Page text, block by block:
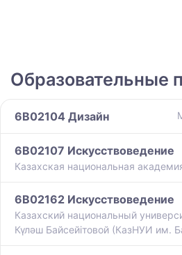
Образовательные
6B02104 Дизайн
6B02107 Искусствоведение
Казахская национальная
6B02162 Искусствоведение
Казахский национальный
Күләш Байсейітовой (КазНУИ им.